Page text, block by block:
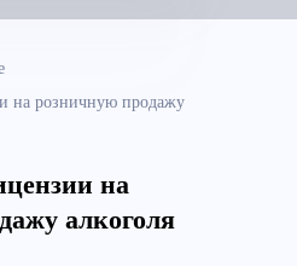
на розничную продажу
на
алкоголя